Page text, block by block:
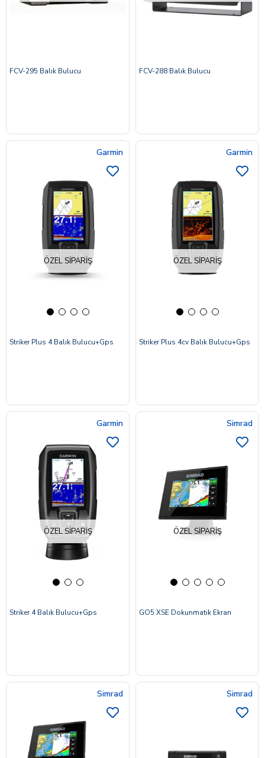
FCV-295 Balık Bulucu FCV-288 Balık Bulucu
ÖZEL SIPARIŞ
Garmin
Striker Plus 4 Balık Bulucu+Gps
ÖZEL SIPARIŞ
Garmin
Striker Plus 4cv Balık Bulucu+Gps
ÖZEL SIPARIŞ
Garmin
Striker 4 Balık Bulucu+Gps
ÖZEL SIPARIŞ
Simrad
GO5 XSE Dokunmatik Ekran
Simrad Simrad